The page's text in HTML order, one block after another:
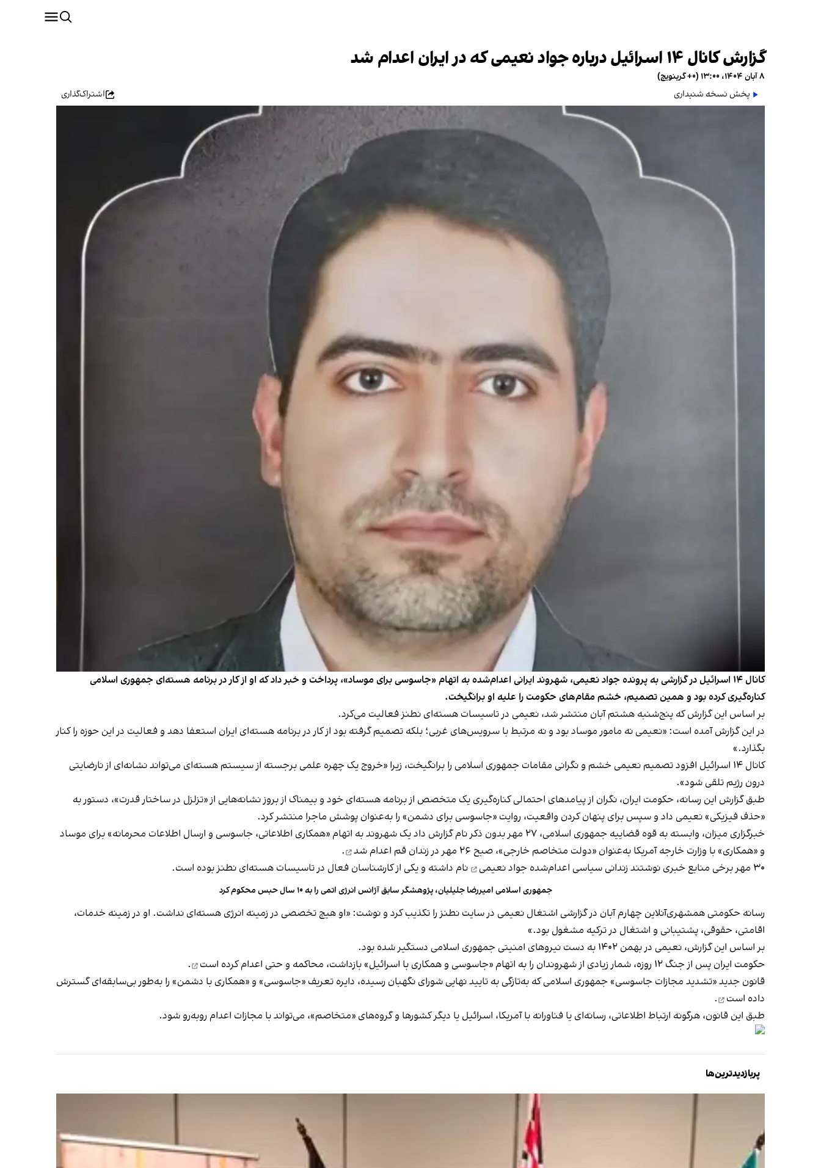
گزارش کانال ۱۴ اسرائیل درباره جواد نعیمی که در ایران اعدام شد
۸ آبان ۱۴۰۴، ۱۳:۰۰ (‎+۰ گرینویچ)
پخش نسخه شنیداری
اشتراک‌گذاری
کانال ۱۴ اسرائیل در گزارشی به پرونده جواد نعیمی، شهروند ایرانی اعدام‌شده به اتهام «جاسوسی برای موساد»، پرداخت و خبر داد که او از کار در برنامه هسته‌ای جمهوری اسلامی
کناره‌گیری کرده بود و همین تصمیم، خشم مقام‌های حکومت را علیه او برانگیخت.
بر اساس این گزارش که پنج‌شنبه هشتم آبان منتشر شد، نعیمی در تاسیسات هسته‌ای نطنز فعالیت می‌کرد.
در این گزارش آمده است: «نعیمی نه مامور موساد بود و نه مرتبط با سرویس‌های غربی؛ بلکه تصمیم گرفته بود از کار در برنامه هسته‌ای ایران استعفا دهد و فعالیت در این حوزه را کنار
بگذارد.»
کانال ۱۴ اسرائیل افزود تصمیم نعیمی خشم و نگرانی مقامات جمهوری اسلامی را برانگیخت، زیرا «خروج یک چهره علمی برجسته از سیستم هسته‌ای می‌تواند نشانه‌ای از نارضایتی
درون رژیم تلقی شود».
طبق گزارش این رسانه، حکومت ایران، نگران از پیامدهای احتمالی کناره‌گیری یک متخصص از برنامه هسته‌ای خود و بیمناک از بروز نشانه‌هایی از «تزلزل در ساختار قدرت»، دستور به
«حذف فیزیکی» نعیمی داد و سپس برای پنهان کردن واقعیت، روایت «جاسوسی برای دشمن» را به‌عنوان پوشش ماجرا منتشر کرد.
خبرگزاری میزان، وابسته به قوه قضاییه جمهوری اسلامی، ۲۷ مهر بدون ذکر نام گزارش داد یک شهروند به اتهام «همکاری اطلاعاتی، جاسوسی و ارسال اطلاعات محرمانه» برای موساد
و «همکاری» با وزارت خارجه آمریکا به‌عنوان «دولت‌ متخاصم خارجی»، صبح ۲۶ مهر در زندان قم
اعدام شد
.
۳۰ مهر برخی منابع خبری نوشتند زندانی سیاسی اعدام‌شده
جواد نعیمی نام داشته و یکی از کارشناسان فعال در تاسیسات هسته‌ای نطنز بوده است.
جمهوری اسلامی امیررضا جلیلیان، پژوهشگر سابق آژانس انرژی اتمی را به ۱۰ سال حبس محکوم کرد
رسانه حکومتی همشهری‌آنلاین چهارم آبان در گزارشی اشتغال نعیمی در سایت نطنز را تکذیب کرد و نوشت: «او هیچ تخصصی در زمینه انرژی هسته‌ای نداشت. او در زمینه خدمات،
اقامتی، حقوقی، پشتیبانی و اشتغال در ترکیه مشغول بود.»
بر اساس این گزارش، نعیمی در بهمن‌ ۱۴۰۲ به دست نیروهای امنیتی جمهوری اسلامی دستگیر شده بود.
حکومت ایران پس از جنگ ۱۲ روزه، شمار زیادی از شهروندان را به اتهام «جاسوسی و همکاری با اسرائیل» بازداشت، محاکمه و حتی
اعدام کرده است
.
قانون جدید «تشدید مجازات جاسوسی» جمهوری اسلامی که به‌تازگی به تایید نهایی شورای نگهبان رسیده، دایره تعریف «جاسوسی» و «همکاری با دشمن» را به‌طور بی‌سابقه‌ایگسترش
داده است
.
طبق این قانون، هرگونه ارتباط اطلاعاتی، رسانه‌ای یا فناورانه با آمریکا، اسرائیل یا دیگر کشورها و گروه‌های «متخاصم»، می‌تواند با مجازات اعدام روبه‌رو شود.
پربازدیدترین‌ها